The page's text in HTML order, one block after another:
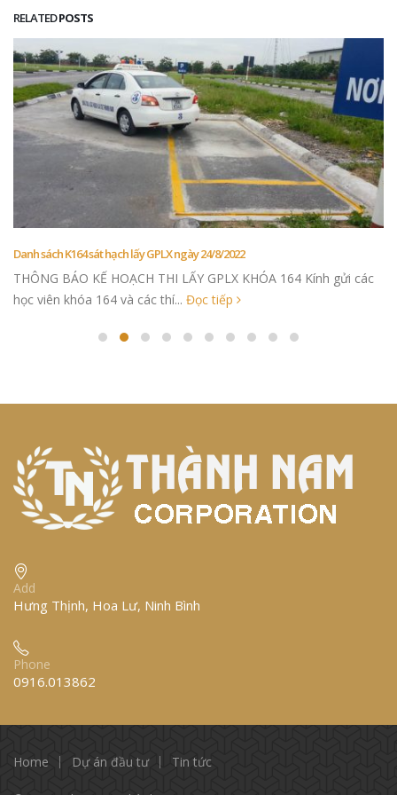
RELATEDPOSTS
Danh sách K164 sát hạch lấy GPLX ngày 24/8/2022
THÔNG BÁO KẾ HOẠCH THI LẤY GPLX KHÓA 164 Kính gửi các
học viên khóa 164 và các thí... Đọc tiếp
Add
Hưng Thịnh, Hoa Lư, Ninh Bình
Phone
0916.013862
Home Dự án đầu tư Tin tức